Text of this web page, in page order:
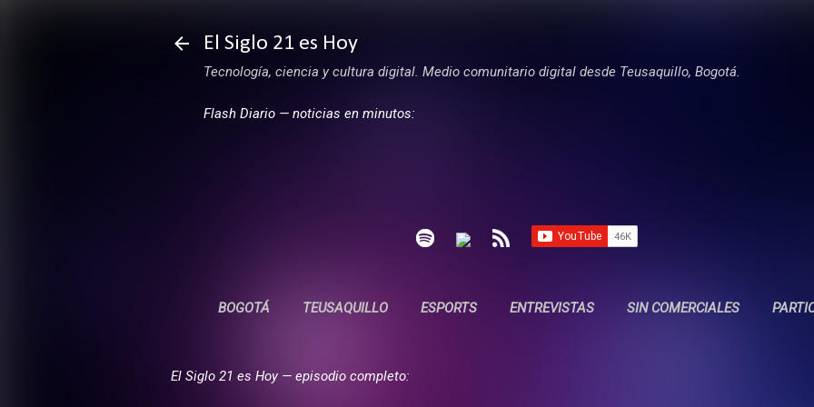
El Siglo 21 es Hoy
Tecnología, ciencia y cultura digital. Medio comunitario digital desde Teusaquillo, Bogotá.
Flash Diario — noticias en minutos:
BOGOTÁ TEUSAQUILLO ESPORTS ENTREVISTAS SIN COMERCIALES
El Siglo 21 es Hoy — episodio completo: